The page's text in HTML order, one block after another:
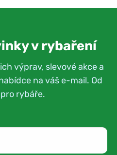
v rybaření
výprav, slevové akce a
na váš e-mail. Od
rybáře.